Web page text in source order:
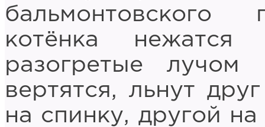
бальмонтовского
котёнка нежатся
разогретые лучом
вертятся, льнут
на спинку, другой